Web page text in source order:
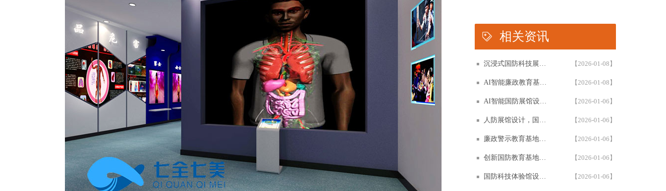
相关资讯
沉浸式国防科技展馆设计，民防教育体验馆多媒体互动解决方案，以设计施工一体化筑牢国防教育阵地根基 【2026-01-08】
AI智能廉政教育基地设计施工一体化，专业廉政展厅数字化解决方案，以高科技赋能廉政教育阵地创新建设 【2026-01-08】
AI智能国防展馆设计，多媒体互动展厅解决方案，以设计施工一体化筑牢国防教育阵地建设 【2026-01-06】
人防展馆设计，国防展厅多媒体互动解决方案，以设计施工一体化筑牢国防教育阵地 【2026-01-06】
廉政警示教育基地设计施工一体化，多媒体互动廉洁展厅解决方案，以智能科技赋能廉政教育阵地建设 【2026-01-06】
创新国防教育基地网上展馆，多媒体互动国防教育体验馆设计施工一体化，以数字化解决方案筑牢国防教育阵地建设 【2026-01-06】
国防科技体验馆设计施工一体化，多媒体互动国防教育展馆解决方案，以数字化体验赋能国防教育阵地建设 【2026-01-06】